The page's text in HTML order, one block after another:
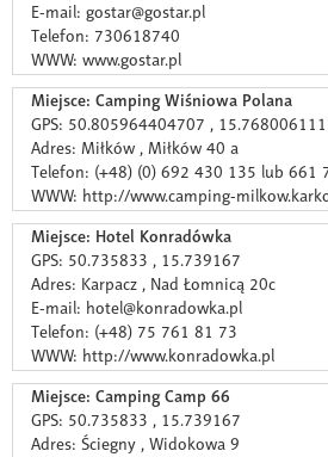
E-mail: gostar@gostar.pl
Telefon: 730618740
WWW: www.gostar.pl
Miejsce: Camping Wiśniowa Polana
GPS: 50.805964404707 ,
Adres: Miłków , Miłków 40 a
Telefon: (+48) (0) 692 430 135 lub 661
WWW: http://www.camping-
Miejsce: Hotel Konradówka
GPS: 50.735833 , 15.739167
Adres: Karpacz , Nad Łomnicą 20c
E-mail: hotel@konradowka.pl
Telefon: (+48) 75 761 81 73
WWW: http://www.konradowka.pl
Miejsce: Camping Camp 66
GPS: 50.735833 , 15.739167
Adres: Ściegny , Widokowa 9